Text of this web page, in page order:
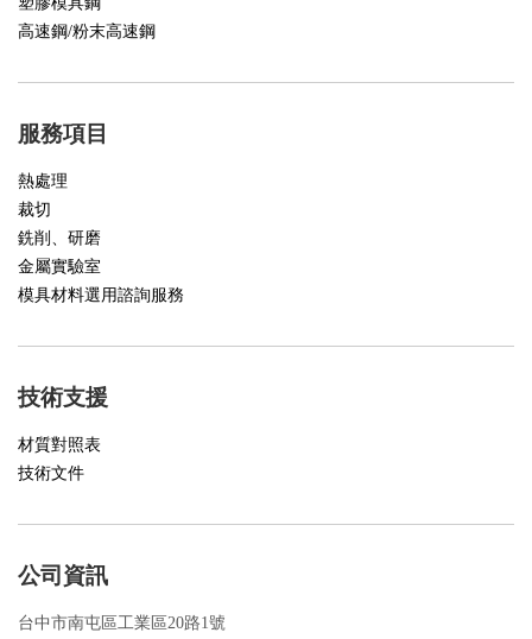
高速鋼/粉末高速鋼
服務項目
熱處理
裁切
銑削、研磨
金屬實驗室
模具材料選用諮詢服務
技術支援
材質對照表
技術文件
公司資訊
台中市南屯區工業區20路1號